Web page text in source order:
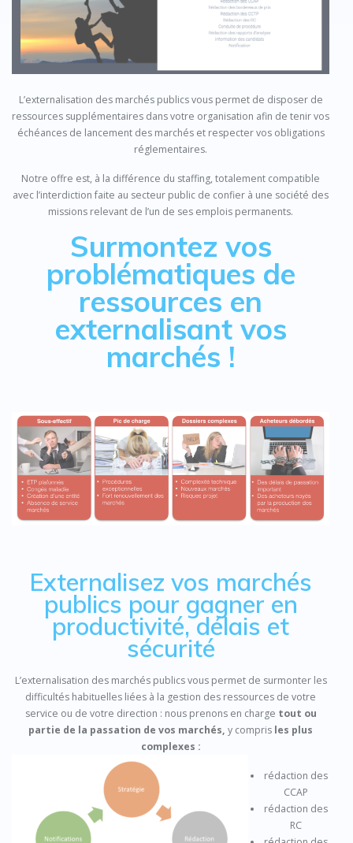
L’externalisation des marchés publics vous permet de disposer de
ressources supplémentaires dans votre organisation afin de tenir vos
échéances de lancement des marchés et respecter vos obligations
réglementaires.
Notre offre est, à la différence du staffing, totalement compatible
avec l’interdiction faite au secteur public de confier à une société des
missions relevant de l’un de ses emplois permanents.
Surmontez vos
problématiques de
ressources en
externalisant vos
marchés !
Externalisez vos marchés
publics pour gagner en
productivité, délais et
sécurité
L’externalisation des marchés publics vous permet de surmonter les
difficultés habituelles liées à la gestion des ressources de votre
service ou de votre direction : nous prenons en charge tout ou
partie de la passation de vos marchés, y compris les plus
complexes :
rédaction des
CCAP
rédaction des
RC